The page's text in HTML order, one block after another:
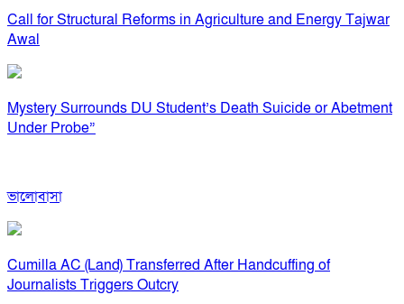
Call for Structural Reforms in Agriculture and Energy Tajwar
Awal
Mystery Surrounds DU Student’s Death Suicide or Abetment
Under Probe”
ভালোবাসা
Cumilla AC (Land) Transferred After Handcuffing of
Journalists Triggers Outcry